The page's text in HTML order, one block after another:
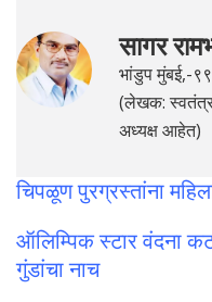
सागर
भांडुप मुंबई,-
(लेखक: स्वतंत्र
अध्यक्ष आहेत)
चिपळूण पुरग्रस्तांना
ऑलिम्पिक स्टार वंदना
गुंडांचा नाच